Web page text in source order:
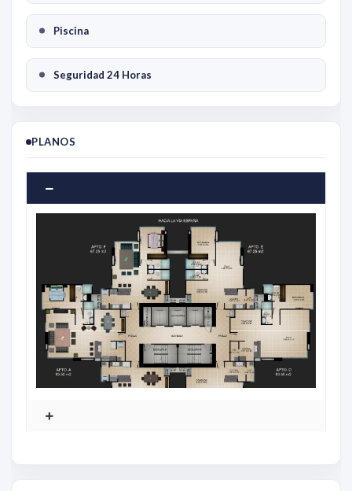
Piscina
Seguridad 24 Horas
PLANOS